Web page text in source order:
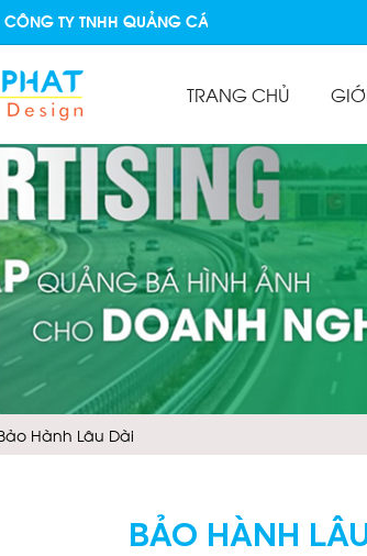
QUẢNG CÁO NHÔM KÍNH TRƯỜNG PHÁT
TRANG CHỦ
Hành Lâu Dài
BẢO HÀNH